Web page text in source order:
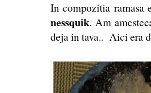
In compozitia
nessquik. Am
deja in tava.. Aici era